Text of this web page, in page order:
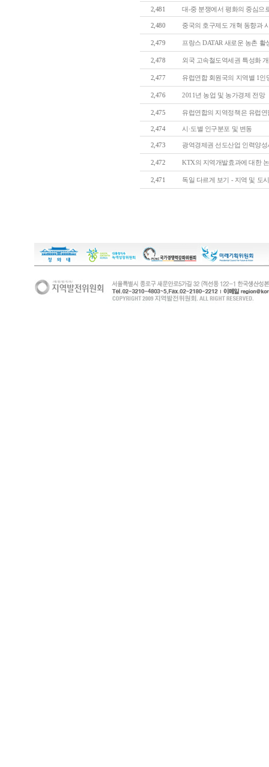
2,481 대-중 분쟁에서 평화의 중심으
2,480 중국의 호구제도 개혁 동향과
2,479 프랑스 DATAR 새로운 농촌 활
2,478 외국 고속철도역세권 특성화
2,477 유럽연합 회원국의 지역별 1인
2,476 2011년 농업 및 농가경제 전망
2,475 유럽연합의 지역정책은 유럽
2,474 시·도별 인구분포 및 변동
2,473 광역경제권 선도산업 인력양
2,472 KTX의 지역개발효과에 대한
2,471 독일 다르게 보기 - 지역 및 도